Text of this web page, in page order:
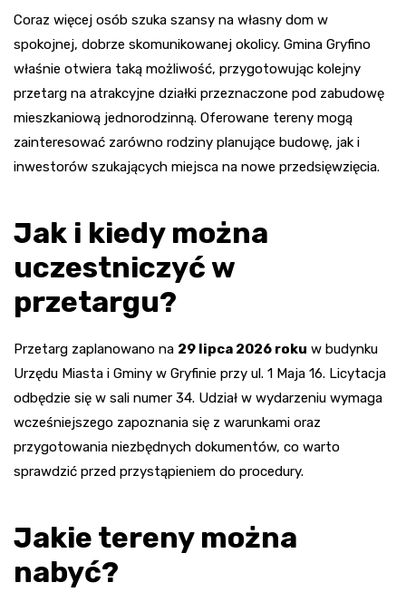
Coraz więcej osób szuka szansy na własny dom w
spokojnej, dobrze skomunikowanej okolicy. Gmina Gryfino
właśnie otwiera taką możliwość, przygotowując kolejny
przetarg na atrakcyjne działki przeznaczone pod zabudowę
mieszkaniową jednorodzinną. Oferowane tereny mogą
zainteresować zarówno rodziny planujące budowę, jak i
inwestorów szukających miejsca na nowe przedsięwzięcia.
Jak i kiedy można
uczestniczyć w
przetargu?
Przetarg zaplanowano na 29 lipca 2026 roku w budynku
Urzędu Miasta i Gminy w Gryfinie przy ul. 1 Maja 16. Licytacja
odbędzie się w sali numer 34. Udział w wydarzeniu wymaga
wcześniejszego zapoznania się z warunkami oraz
przygotowania niezbędnych dokumentów, co warto
sprawdzić przed przystąpieniem do procedury.
Jakie tereny można
nabyć?